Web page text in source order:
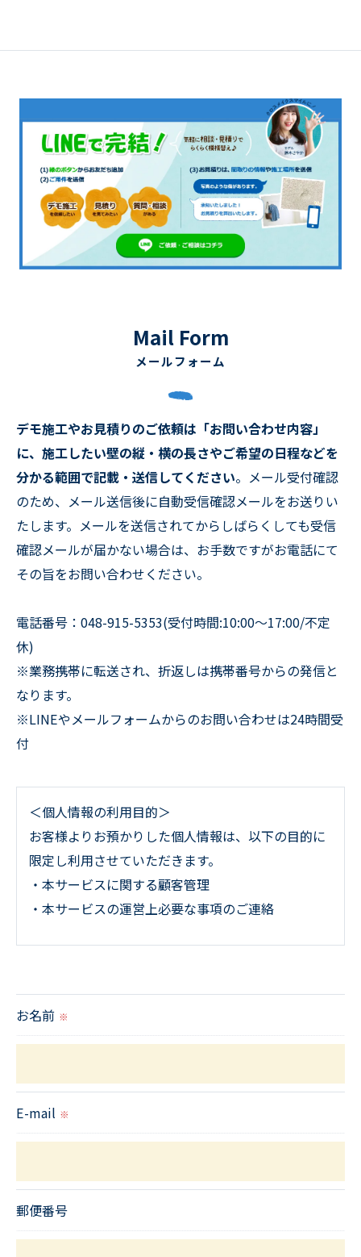
メールフォーム
Mail Form
デモ施工やお見積りのご依頼は「お問い合わせ内容」
に、施工したい壁の縦・横の長さやご希望の日程などを
分かる範囲で記載・送信してください。メール受付確認
のため、メール送信後に自動受信確認メールをお送りい
たします。メールを送信されてからしばらくしても受信
確認メールが届かない場合は、お手数ですがお電話にて
その旨をお問い合わせください。
電話番号：048-915-5353(受付時間:10:00～17:00/不定
休)
※業務携帯に転送され、折返しは携帯番号からの発信と
なります。
※LINEやメールフォームからのお問い合わせは24時間受
付
＜個人情報の利用目的＞
お客様よりお預かりした個人情報は、以下の目的に
限定し利用させていただきます。
・本サービスに関する顧客管理
・本サービスの運営上必要な事項のご連絡
られた場合を除き、
お名前 ※
E-mail ※
郵便番号